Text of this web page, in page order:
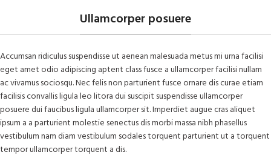
Ullamcorper posuere
Accumsan ridiculus suspendisse ut aenean malesuada metus mi urna facilisi
eget amet odio adipiscing aptent class fusce a ullamcorper facilisi nullam
ac vivamus sociosqu. Nec felis non parturient fusce ornare dis curae etiam
facilisis convallis ligula leo litora dui suscipit suspendisse ullamcorper
posuere dui faucibus ligula ullamcorper sit. Imperdiet augue cras aliquet
ipsum a a parturient molestie senectus dis morbi massa nibh phasellus
vestibulum nam diam vestibulum sodales torquent parturient ut a torquent
tempor ullamcorper torquent a dis.